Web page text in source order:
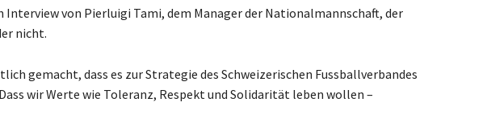
von Pierluigi Tami, dem Manager der Nationalmannschaft, der
nicht.
gemacht, dass es zur Strategie des Schweizerischen Fussballverbandes
wir Werte wie Toleranz, Respekt und Solidarität leben wollen –